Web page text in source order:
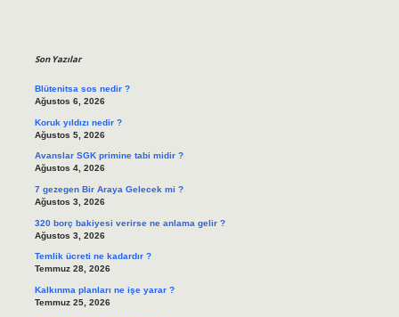
Son Yazılar
Blütenitsa sos nedir ?
Ağustos 6, 2026
Koruk yıldızı nedir ?
Ağustos 5, 2026
Avanslar SGK primine tabi midir ?
Ağustos 4, 2026
7 gezegen Bir Araya Gelecek mi ?
Ağustos 3, 2026
320 borç bakiyesi verirse ne anlama gelir ?
Ağustos 3, 2026
Temlik ücreti ne kadardır ?
Temmuz 28, 2026
Kalkınma planları ne işe yarar ?
Temmuz 25, 2026